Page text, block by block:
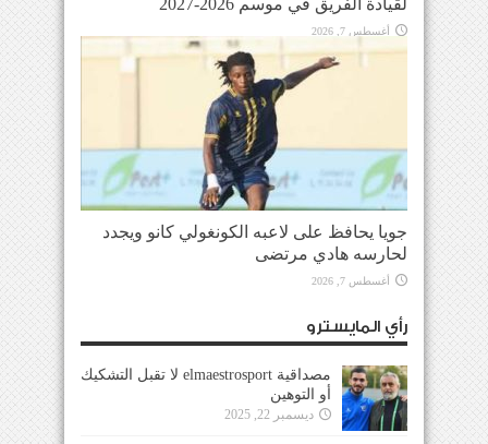
أغسطس 7, 2026
جويا يحافظ على لاعبه الكونغولي كانو ويجدد
لحارسه هادي مرتضى
أغسطس 7, 2026
رأي المايسترو
مصداقية elmaestrosport لا تقبل التشكيك
أو التوهين
ديسمبر 22, 2025